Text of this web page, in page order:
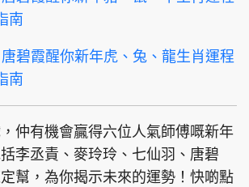
南
碧霞醒你新年虎、兔、龍生肖運程
南
仲有機會贏得六位人氣師傅嘅新年
李丞責、麥玲玲、七仙羽、唐碧
幫，為你揭示未來的運勢！快啲點